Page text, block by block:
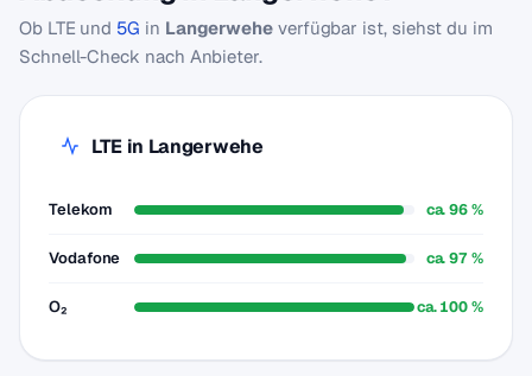
Ob LTE und 5G in Langerwehe verfügbar ist, siehst du im
Schnell-Check nach Anbieter.
LTE in Langerwehe
Telekom ca. 96 %
Vodafone ca. 97 %
O₂ ca. 100 %